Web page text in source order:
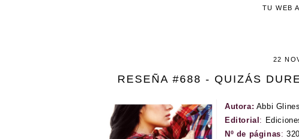
TU WEB
22
RESEÑA #688 - QUIZÁS
Autora: Abbi Glines
Editorial :
Nº de páginas: 320